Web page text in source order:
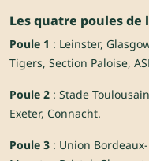
Les quatre poules de
Poule 1 : Leinster,
Tigers, Section Paloise,
Poule 2 : Stade
Exeter, Connacht.
Poule 3 : Union